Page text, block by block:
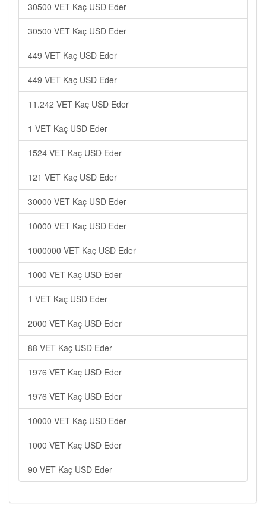
30500 VET Kaç USD Eder
30500 VET Kaç USD Eder
449 VET Kaç USD Eder
449 VET Kaç USD Eder
11.242 VET Kaç USD Eder
1 VET Kaç USD Eder
1524 VET Kaç USD Eder
121 VET Kaç USD Eder
30000 VET Kaç USD Eder
10000 VET Kaç USD Eder
1000000 VET Kaç USD Eder
1000 VET Kaç USD Eder
1 VET Kaç USD Eder
2000 VET Kaç USD Eder
88 VET Kaç USD Eder
1976 VET Kaç USD Eder
1976 VET Kaç USD Eder
10000 VET Kaç USD Eder
1000 VET Kaç USD Eder
90 VET Kaç USD Eder